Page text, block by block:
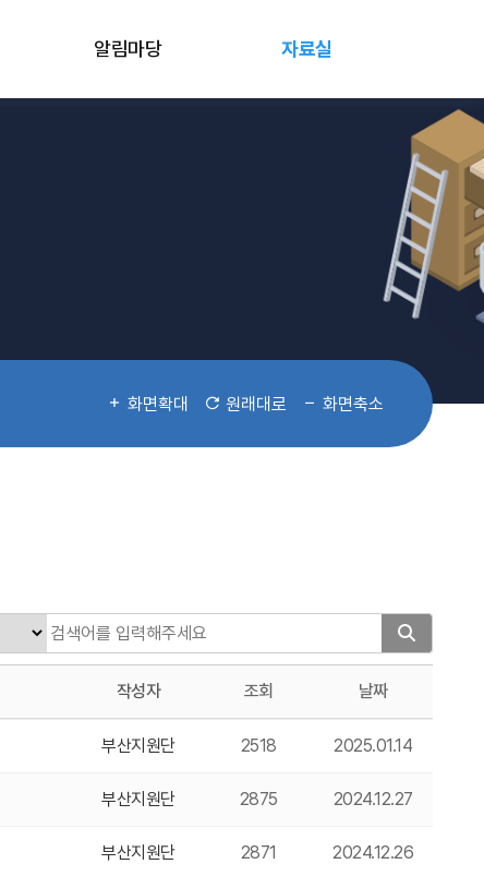
알림마당 자료실
화면확대 원래대로 화면축소
작성자 조회 날짜
부산지원단 2518 2025.01.14
부산지원단 2875 2024.12.27
부산지원단 2871 2024.12.26